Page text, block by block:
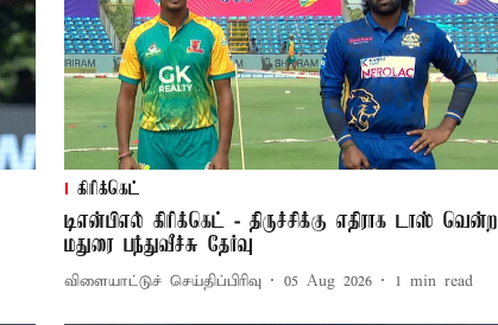
கிரிக்கெட்
டிஎன்பிஎல் கிரிக்கெட் - திருச்சிக்கு எதிராக டாஸ் வென்ற
மதுரை பந்துவீச்சு தேர்வு
விளையாட்டுச் செய்திப்பிரிவு 05 Aug 2026 1 min read